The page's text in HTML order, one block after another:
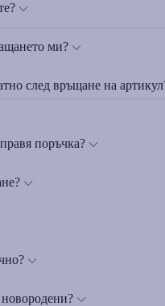
ми?
след връщане на
поръчка?